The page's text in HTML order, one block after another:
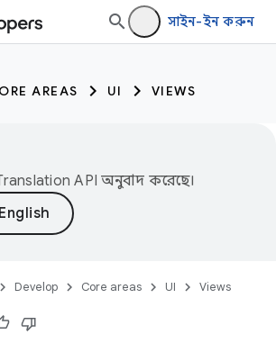
সাইন-ইন করুন
AREAS UI VIEWS
API অনুবাদ করেছে।
Develop Core areas UI Views